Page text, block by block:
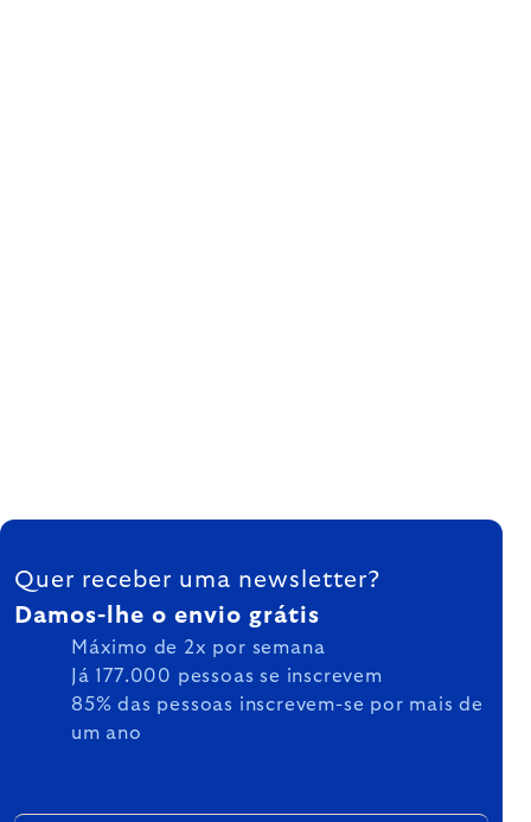
FOOTER
Quer receber uma newsletter?
Damos-lhe o envio grátis
Máximo de 2x por semana
Já 177.000 pessoas se inscrevem
85% das pessoas inscrevem-se por mais de
um ano